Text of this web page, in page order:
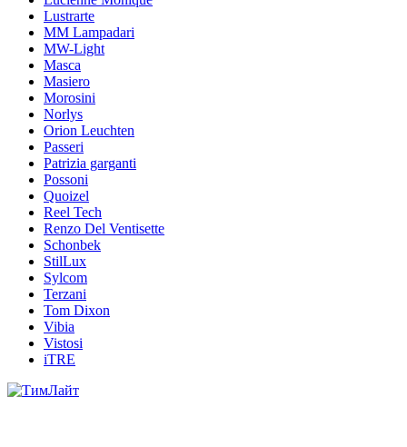
Lustrarte
MM Lampadari
MW-Light
Masca
Masiero
Morosini
Norlys
Orion Leuchten
Passeri
Patrizia garganti
Possoni
Quoizel
Reel Tech
Renzo Del Ventisette
Schonbek
StilLux
Sylcom
Terzani
Tom Dixon
Vibia
Vistosi
iTRE